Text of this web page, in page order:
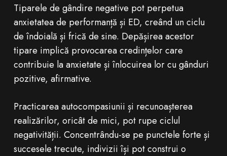
Tiparele de gândire negative pot perpetua
anxietatea de performanță și ED, creând un ciclu
de îndoială și frică de sine. Depășirea acestor
tipare implică provocarea credințelor care
contribuie la anxietate și înlocuirea lor cu gânduri
pozitive, afirmative.
Practicarea autocompasiunii și recunoașterea
realizărilor, oricât de mici, pot rupe ciclul
negativității. Concentrându-se pe punctele forte și
succesele trecute, indivizii își pot construi o